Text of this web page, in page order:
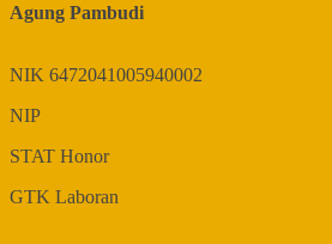
Agung Pambudi
NIK 6472041005940002
NIP
STAT Honor
GTK Laboran